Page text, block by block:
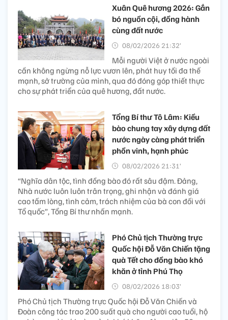
Xuân Quê hương 2026: Gắn
bó nguồn cội, đồng hành
cùng đất nước
08/02/2026 21:32’
Mỗi người Việt ở nước ngoài
cần không ngừng nỗ lực vươn lên, phát huy tối đa thế
mạnh, sở trường của mình, qua đó đóng góp thiết thực
cho sự phát triển của quê hương, đất nước.
Tổng Bí thư Tô Lâm: Kiều
bào chung tay xây dựng đất
nước ngày càng phát triển
phồn vinh, hạnh phúc
08/02/2026 21:31’
“Nghĩa dân tộc, tình đồng bào đó rất sâu đậm. Đảng,
Nhà nước luôn luôn trân trọng, ghi nhận và đánh giá
cao tấm lòng, tình cảm, trách nhiệm của bà con đối với
Tổ quốc”, Tổng Bí thư nhấn mạnh.
Phó Chủ tịch Thường trực
Quốc hội Đỗ Văn Chiến tặng
quà Tết cho đồng bào khó
khăn ở tỉnh Phú Thọ
08/02/2026 18:03’
Phó Chủ tịch Thường trực Quốc hội Đỗ Văn Chiến và
Đoàn công tác trao 200 suất quà cho người cao tuổi, hộ